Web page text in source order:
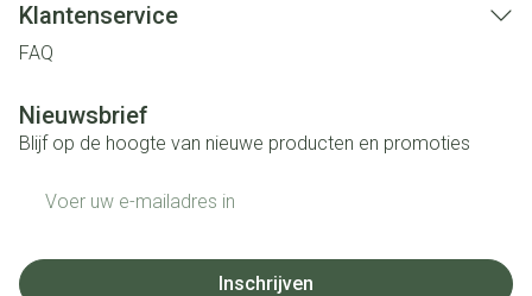
Klantenservice
FAQ
Nieuwsbrief
Blijf op de hoogte van nieuwe producten en promoties
Inschrijven